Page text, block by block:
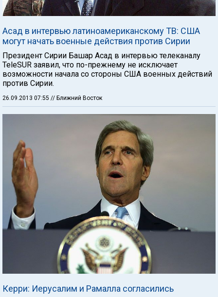
Асад в интервью латиноамериканскому ТВ: США
могут начать военные действия против Сирии
Президент Сирии Башар Асад в интервью телеканалу
TeleSUR заявил, что по-прежнему не исключает
возможности начала со стороны США военных действий
против Сирии.
26.09.2013 07:55 // Ближний Восток
Керри: Иерусалим и Рамалла согласились